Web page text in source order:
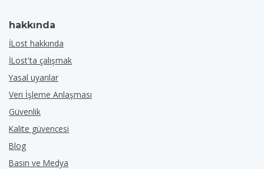
hakkında
İLost hakkında
İLost'ta çalışmak
Yasal uyarılar
Veri İşleme Anlaşması
Güvenlik
Kalite güvencesi
Blog
Basın ve Medya